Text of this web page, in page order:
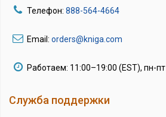
Телефон: 888-564-4664
Email: orders@kniga.com
Работаем: 11:00–19:00 (EST), пн-пт
Служба поддержки